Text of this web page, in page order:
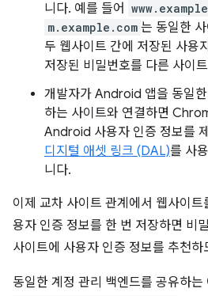
니다. 예를 들어
m.example.com 는 동일한
두 웹사이트 간에 저장된 사용
저장된 비밀번호를 다른 사이
개발자가 Android 앱을 동일
하는 사이트와 연결하면
Android 사용자 인증 정보를
디지털 애셋 링크 (DAL)를 사
니다.
이제 교차 사이트 관계에서 웹사이
용자 인증 정보를 한 번 저장하면 비
사이트에 사용자 인증 정보를 추천
동일한 계정 관리 백엔드를 공유하는